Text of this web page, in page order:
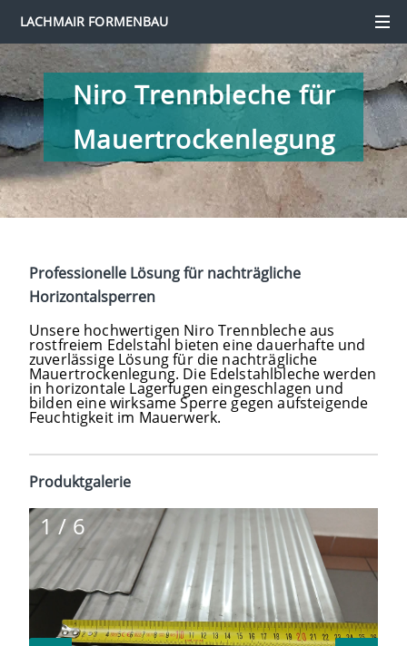
LACHMAIR FORMENBAU
Niro Trennbleche für
Mauertrockenlegung
Professionelle Lösung für nachträgliche
Horizontalsperren
Unsere hochwertigen Niro Trennbleche aus
rostfreiem Edelstahl bieten eine dauerhafte und
zuverlässige Lösung für die nachträgliche
Mauertrockenlegung. Die Edelstahlbleche werden
in horizontale Lagerfugen eingeschlagen und
bilden eine wirksame Sperre gegen aufsteigende
Feuchtigkeit im Mauerwerk.
Produktgalerie
1 / 6